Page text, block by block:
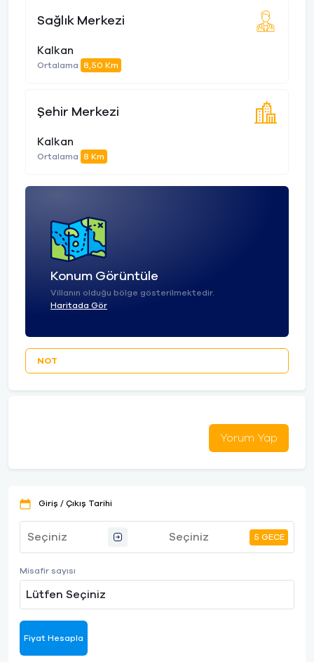
Sağlık Merkezi
Kalkan
Ortalama 8,50 Km
Şehir Merkezi
Kalkan
Ortalama 8 Km
Konum Görüntüle
Villanın olduğu bölge gösterilmektedir.
Haritada Gör
NOT
Yorum Yap
Giriş / Çıkış Tarihi
5 GECE
Misafir sayısı
Lütfen Seçiniz
Fiyat Hesapla